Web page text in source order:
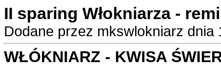
II sparing Włokniarza -
Dodane przez mkswlokniarz dnia
WŁÓKNIARZ - KWISA